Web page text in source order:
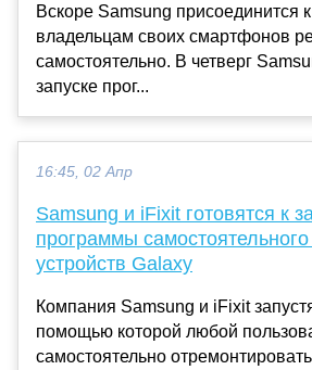
Вскоре Samsung присоединится
владельцам своих смартфонов
самостоятельно. В четверг
запуске прог...
16:45, 02 Апр
Samsung и iFixit готовятся к
программы
устройств Galaxy
Компания Samsung и iFixit
помощью которой любой
самостоятельно